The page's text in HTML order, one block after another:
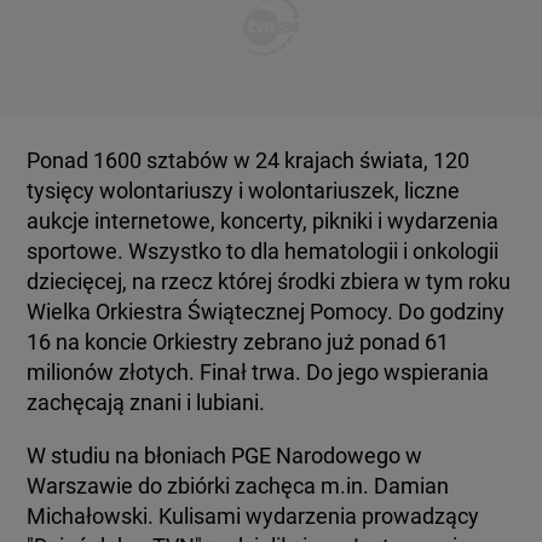
Ponad 1600 sztabów w 24 krajach świata, 120
tysięcy wolontariuszy i wolontariuszek, liczne
aukcje internetowe, koncerty, pikniki i wydarzenia
sportowe. Wszystko to dla hematologii i onkologii
dziecięcej, na rzecz której środki zbiera w tym roku
Wielka Orkiestra Świątecznej Pomocy. Do godziny
16 na koncie Orkiestry zebrano już ponad 61
milionów złotych. Finał trwa. Do jego wspierania
zachęcają znani i lubiani.
W studiu na błoniach PGE Narodowego w
Warszawie do zbiórki zachęca m.in. Damian
Michałowski. Kulisami wydarzenia prowadzący
LUBUSKIE
OLSZTYN
OPOLE
RZESZÓW
SZCZECIN
ATAK ROSJI NA UKRAINĘ
SZKŁO KONTAKTOWE
CIEKAWOSTKI
PROGRAMY
RAPORTY